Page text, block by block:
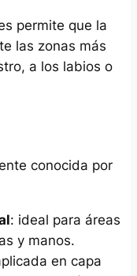
permite que la
las zonas más
a los labios o
conocida por
: ideal para áreas
y manos.​
en capa